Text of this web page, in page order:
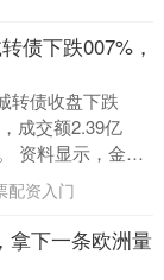
债下跌007%，
转债收盘下跌
成交额2.39亿
资料显示，金诚
券期限....
配资入门
拿下一条欧洲量